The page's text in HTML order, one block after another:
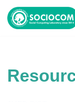
コ
ツ
へ